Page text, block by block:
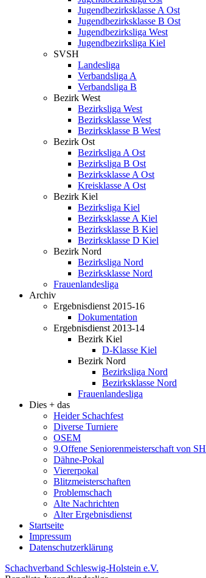
Jugendbezirksklasse A Ost
Jugendbezirksklasse B Ost
Jugendbezirksliga West
Jugendbezirksliga Kiel
SVSH
Landesliga
Verbandsliga A
Verbandsliga B
Bezirk West
Bezirksliga West
Bezirksklasse West
Bezirksklasse B West
Bezirk Ost
Bezirksliga A Ost
Bezirksliga B Ost
Bezirksklasse A Ost
Kreisklasse A Ost
Bezirk Kiel
Bezirksliga Kiel
Bezirksklasse A Kiel
Bezirksklasse B Kiel
Bezirksklasse D Kiel
Bezirk Nord
Bezirksliga Nord
Bezirksklasse Nord
Frauenlandesliga
Archiv
Ergebnisdienst 2015-16
Dokumentation
Ergebnisdienst 2013-14
Bezirk Kiel
D-Klasse Kiel
Bezirk Nord
Bezirksliga Nord
Bezirksklasse Nord
Frauenlandesliga
Dies + das
Heider Schachfest
Diverse Turniere
OSEM
9.Offene Seniorenmeisterschaft von SH
Dähne-Pokal
Viererpokal
Blitzmeisterschaften
Problemschach
Alte Nachrichten
Alter Ergebnisdienst
Startseite
Impressum
Datenschutzerklärung
Schachverband Schleswig-Holstein e.V.